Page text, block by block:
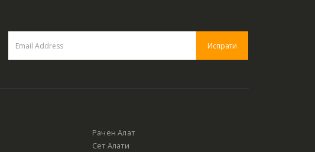
Рачен Алат
Сет Алати